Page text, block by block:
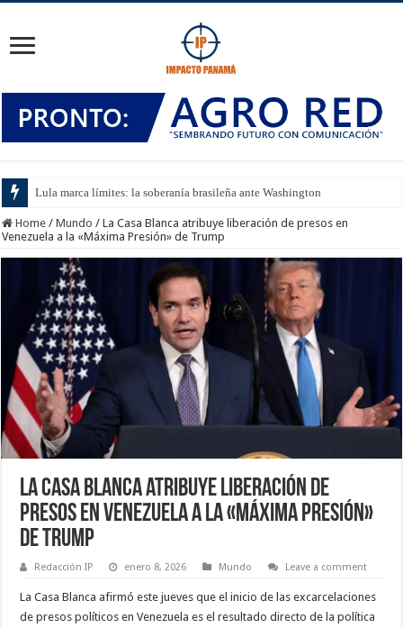
Lula marca límites: la soberanía brasileña ante Washington
Home / Mundo / La Casa Blanca atribuye liberación de presos en
Venezuela a la «Máxima Presión» de Trump
La Casa Blanca atribuye liberación de
presos en Venezuela a la «Máxima Presión»
de Trump
Redacción IP enero 8, 2026 Mundo Leave a comment
La Casa Blanca afirmó este jueves que el inicio de las excarcelaciones
de presos políticos en Venezuela es el resultado directo de la política